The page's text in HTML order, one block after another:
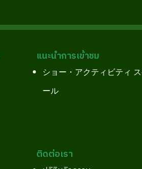
แนะนำการเข้าชม
ショー・アクティビティ
ール
ติดต่อเรา